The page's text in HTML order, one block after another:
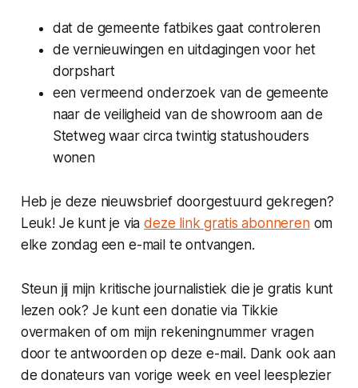
dat de gemeente fatbikes gaat controleren
de vernieuwingen en uitdagingen voor het
dorpshart
een vermeend onderzoek van de gemeente
naar de veiligheid van de showroom aan de
Stetweg waar circa twintig statushouders
wonen
Heb je deze nieuwsbrief doorgestuurd gekregen?
Leuk! Je kunt je viadeze link gratis abonnerenom
elke zondag een e-mail te ontvangen.
Steun jij mijn kritische journalistiek die je gratis kunt
lezen ook? Je kunt een donatie via Tikkie
overmaken of om mijn rekeningnummer vragen
door te antwoorden op deze e-mail. Dank ook aan
de donateurs van vorige week en veel leesplezier